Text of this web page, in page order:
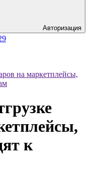
Авторизация
на маркетплейсы,
к